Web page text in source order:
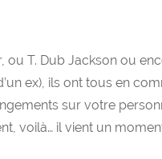
ou T. Dub Jackson ou
ex), ils ont tous en
sur votre
voilà… il vient un